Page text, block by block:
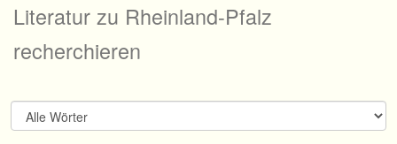
Literatur zu Rheinland-Pfalz
recherchieren